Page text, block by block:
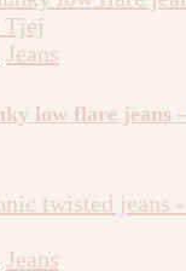
flare tall jeans –
low flare jeans –